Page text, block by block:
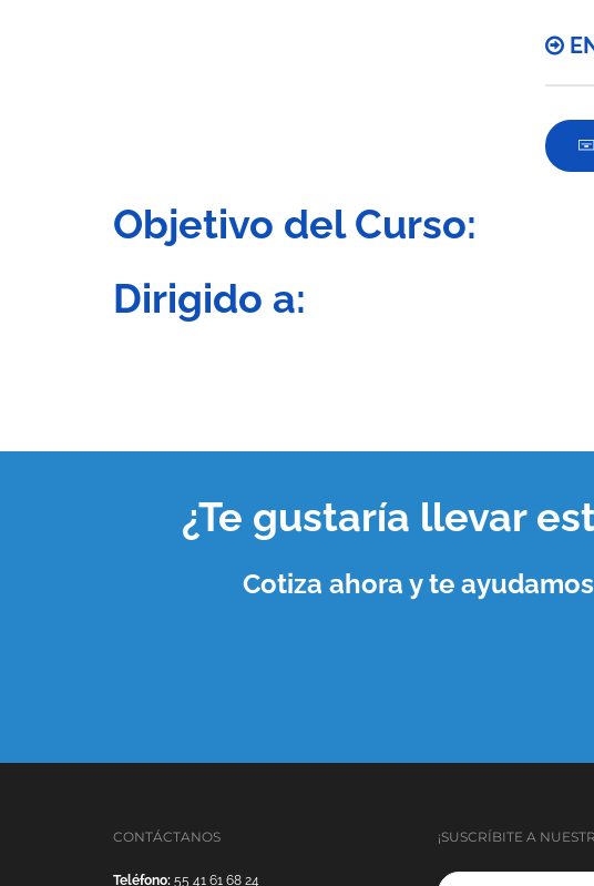
Objetivo del Curso:
Dirigido a:
¿Te gustaría llevar
Cotiza ahora y te
CONTÁCTANOS
Teléfono: 55 41 61 68 24
¡SUSCRÍBITE A